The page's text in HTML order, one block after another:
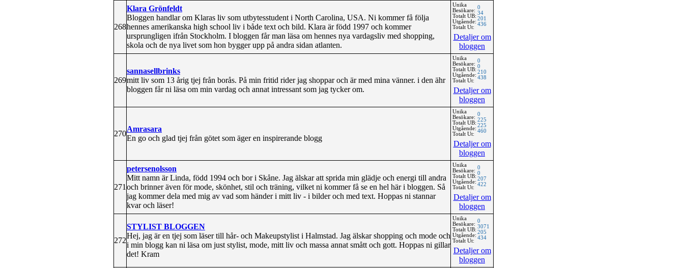
268
Klara Grönfeldt
Bloggen handlar om Klaras liv som utbytesstudent i North Carolina, USA. Ni kommer få följa
hennes amerikanska high school liv i både text och bild. Klara är född 1997 och kommer
ursprungligen ifrån Stockholm. I bloggen får man läsa om hennes nya vardagsliv med shopping,
skola och de nya livet som hon bygger upp på andra sidan atlanten.
Unika
Besökare:
Totalt UB:
Utgående:
Totalt Ut:
0
34
201
436
Detaljer om
bloggen
269
sannasellbrinks
mitt liv som 13 årig tjej från borås. På min fritid rider jag shoppar och är med mina vänner. i den ähr
bloggen får ni läsa om min vardag och annat intressant som jag tycker om.
Unika
Besökare:
Totalt UB:
Utgående:
Totalt Ut:
0
0
210
438
Detaljer om
bloggen
270
Amrasara
En go och glad tjej från götet som äger en inspirerande blogg
Unika
Besökare:
Totalt UB:
Utgående:
Totalt Ut:
0
225
225
460
Detaljer om
bloggen
271
petersenolsson
Mitt namn är Linda, född 1994 och bor i Skåne. Jag älskar att sprida min glädje och energi till andra
och brinner även för mode, skönhet, stil och träning, vilket ni kommer få se en hel här i bloggen. Så
jag kommer dela med mig av vad som händer i mitt liv - i bilder och med text. Hoppas ni stannar
kvar och läser!
Unika
Besökare:
Totalt UB:
Utgående:
Totalt Ut:
0
0
207
422
Detaljer om
bloggen
272
STYLIST BLOGGEN
Hej, jag är en tjej som läser till hår- och Makeupstylist i Halmstad. Jag älskar shopping och mode och
i min blogg kan ni läsa om just stylist, mode, mitt liv och massa annat smått och gott. Hoppas ni gillar
det! Kram
Unika
Besökare:
Totalt UB:
Utgående:
Totalt Ut:
0
3071
205
434
Detaljer om
bloggen